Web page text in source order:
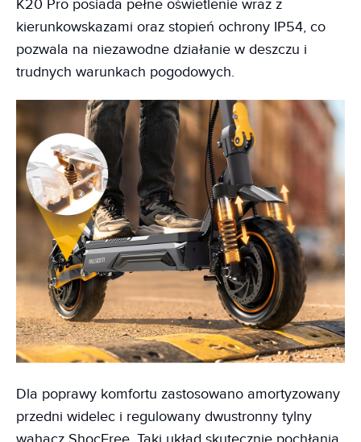
K20 Pro posiada pełne oświetlenie wraz z
kierunkowskazami oraz stopień ochrony IP54, co
pozwala na niezawodne działanie w deszczu i
trudnych warunkach pogodowych.
Dla poprawy komfortu zastosowano amortyzowany
przedni widelec i regulowany dwustronny tylny